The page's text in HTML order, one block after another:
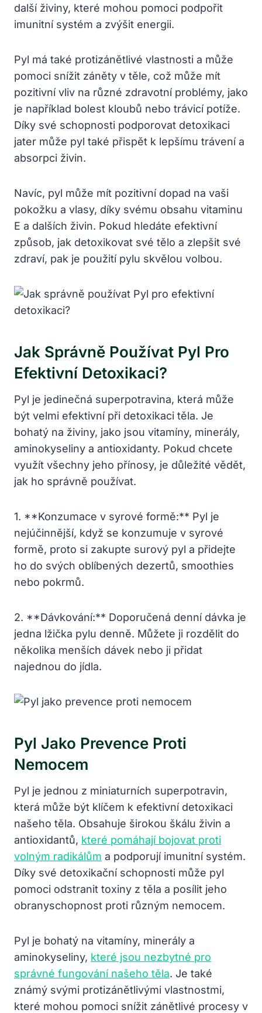
další živiny, které mohou pomoci podpořit
imunitní systém a zvýšit energii.
Pyl má také protizánětlivé vlastnosti a může
pomoci snížit záněty v těle, což může mít
pozitivní vliv na různé zdravotní problémy, jako
je například bolest kloubů nebo trávicí potíže.
Díky své schopnosti podporovat detoxikaci
jater může pyl také přispět k lepšímu trávení a
absorpci živin.
Navíc, pyl může mít pozitivní dopad na vaši
pokožku a vlasy, díky svému obsahu vitaminu
E a dalších živin. Pokud hledáte efektivní
způsob, jak detoxikovat své tělo a zlepšit své
zdraví, pak je použití pylu skvělou volbou.
Jak Správně Používat Pyl Pro
Efektivní Detoxikaci?
Pyl je jedinečná superpotravina, která může
být velmi efektivní při detoxikaci těla. Je
bohatý na živiny, jako jsou vitamíny, minerály,
aminokyseliny a antioxidanty. Pokud chcete
využít všechny jeho přínosy, je důležité vědět,
jak ho správně používat.
1. **Konzumace v syrové formě:** Pyl je
nejúčinnější, když se konzumuje v syrové
formě, proto si zakupte surový pyl a přidejte
ho do svých oblíbených dezertů, smoothies
nebo pokrmů.
2. **Dávkování:** Doporučená denní dávka je
jedna lžička pylu denně. Můžete ji rozdělit do
několika menších dávek nebo ji přidat
najednou do jídla.
Pyl Jako Prevence Proti
Nemocem
Pyl je jednou z miniaturních superpotravin,
která může být klíčem k efektivní detoxikaci
našeho těla. Obsahuje širokou škálu živin a
antioxidantů, které pomáhají bojovat proti
volným radikálům a podporují imunitní systém.
Díky své detoxikační schopnosti může pyl
pomoci odstranit toxiny z těla a posílit jeho
obranyschopnost proti různým nemocem.
Pyl je bohatý na vitamíny, minerály a
aminokyseliny, které jsou nezbytné pro
správné fungování našeho těla. Je také
známý svými protizánětlivými vlastnostmi,
které mohou pomoci snížit zánětlivé procesy v